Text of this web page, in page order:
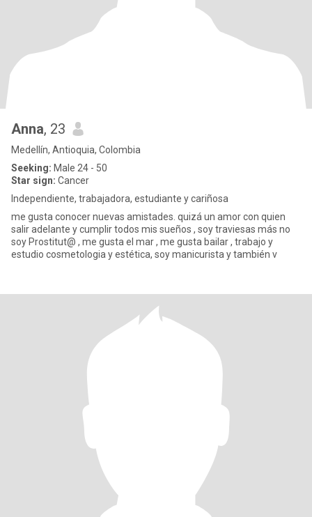
Anna, 23
Medellín, Antioquia, Colombia
Seeking: Male 24 - 50
Star sign: Cancer
Independiente, trabajadora, estudiante y cariñosa
me gusta conocer nuevas amistades. quizá un amor con quien
salir adelante y cumplir todos mis sueños , soy traviesas más no
soy Prostitut@ , me gusta el mar , me gusta bailar , trabajo y
estudio cosmetologia y estética, soy manicurista y también v